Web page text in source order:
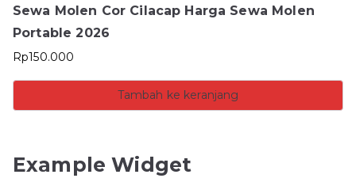
Sewa Molen Cor Cilacap Harga Sewa Molen
Portable 2026
Rp150.000
Tambah ke keranjang
Example Widget